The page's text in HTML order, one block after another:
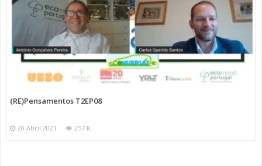
(RE)Pensamentos T2EP08
20 Abril 2021 257 K